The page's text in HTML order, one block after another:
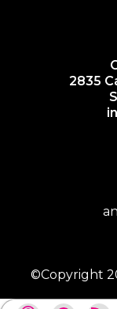
2835
©Copyright